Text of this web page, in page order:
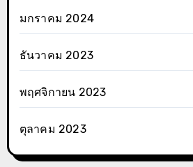
มกราคม 2024
ธันวาคม 2023
พฤศจิกายน 2023
ตุลาคม 2023